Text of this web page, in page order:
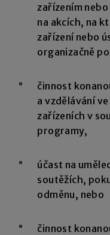
zařízením
na akcích, na
zařízení nebo
organizačně
činnost
a vzdělávání
zařízeních v
programy,
účast na
soutěžích,
odměnu, nebo
činnost